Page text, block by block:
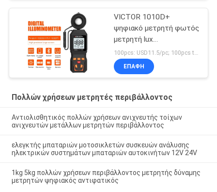
VICTOR 1010D+
ψηφιακό μετρητή φωτός
μετρητή lux
0~200000lux φθηνό
μετρητή φωτεινότητας
lux για LED
ΕΠΑΦΉ
Πολλών χρήσεων μετρητές περιβάλλοντος
Αντιολισθητικός πολλών χρήσεων ανιχνευτής τοίχων
ανιχνευτών μετάλλων μετρητών περιβάλλοντος
ελεγκτής μπαταριών μοτοσικλετών συσκευών ανάλυσης
ηλεκτρικών συστημάτων μπαταριών αυτοκινήτων 12V 24V
1kg 5kg πολλών χρήσεων περιβάλλοντος μετρητής δύναμης
μετρητών ψηφιακός αντιφατικός